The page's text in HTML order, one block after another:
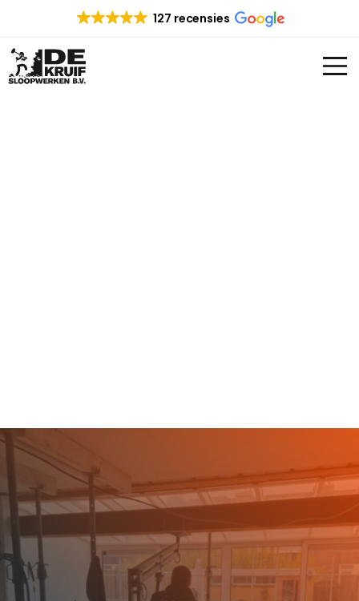
127 recensies
SLOOPBEDRIJF DEN
BURG GEZOCHT?
Bent u op zoek naar een betrouwbaar en
professioneel sloopbedrijf in Den Burg? De Kruif